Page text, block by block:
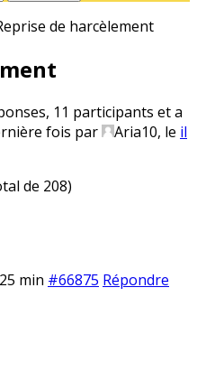
de harcèlement
11 participants et a
fois par
Aria10, le il
de 208)
min #66875 Répondre